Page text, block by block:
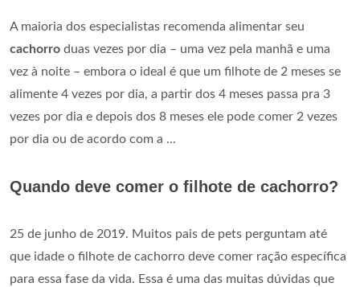
A maioria dos especialistas recomenda alimentar seu
cachorro duas vezes por dia – uma vez pela manhã e uma
vez à noite – embora o ideal é que um filhote de 2 meses se
alimente 4 vezes por dia, a partir dos 4 meses passa pra 3
vezes por dia e depois dos 8 meses ele pode comer 2 vezes
por dia ou de acordo com a ...
Quando deve comer o filhote de cachorro?
25 de junho de 2019. Muitos pais de pets perguntam até
que idade o filhote de cachorro deve comer ração específica
para essa fase da vida. Essa é uma das muitas dúvidas que